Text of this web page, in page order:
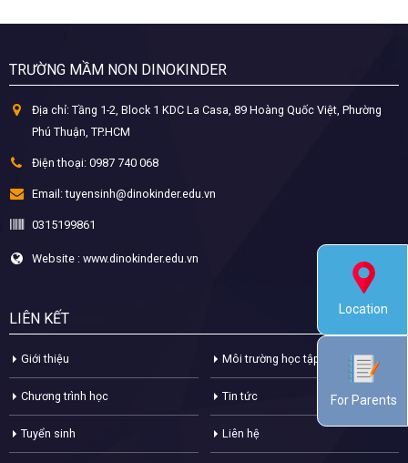
TRƯỜNG MẦM NON DINOKINDER
Địa chỉ: Tầng 1-2, Block 1 KDC La Casa, 89 Hoàng Quốc Việt, Phường
Phú Thuận, TP.HCM
Điện thoại: 0987 740 068
Email: tuyensinh@dinokinder.edu.vn
0315199861
Website : www.dinokinder.edu.vn
LIÊN KẾT
Giới thiệu
Chương trình học
Tuyển sinh
Môi trường học tập
Tin tức
Liên hệ
Location
For Parents